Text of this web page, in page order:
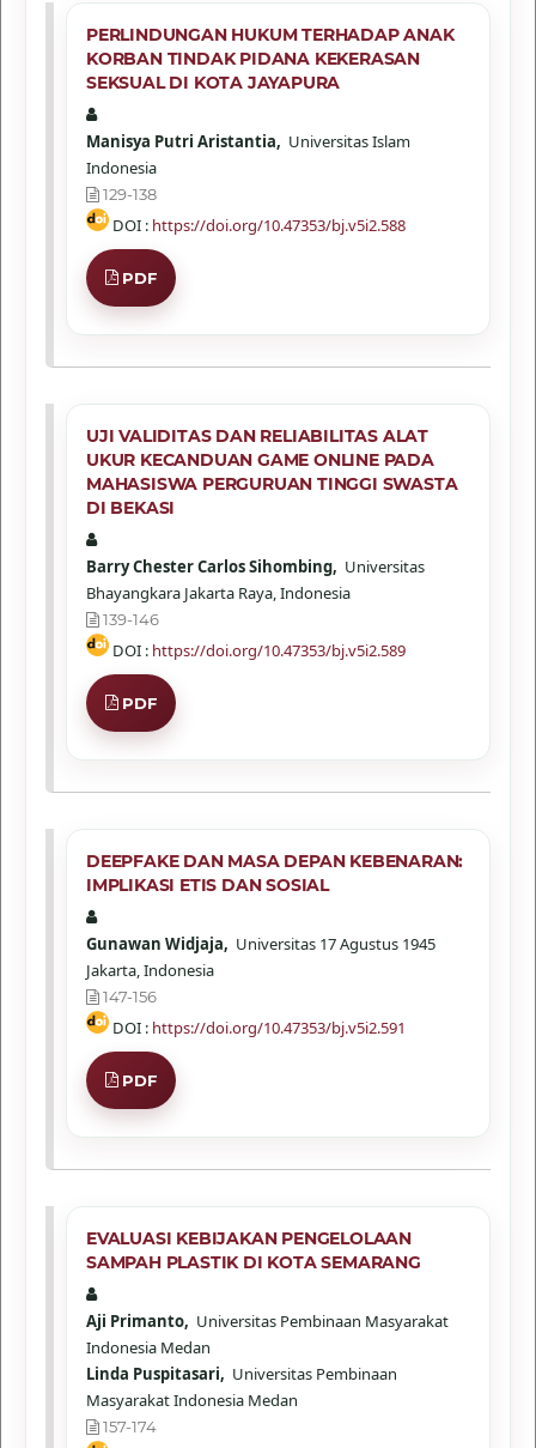
PERLINDUNGAN HUKUM TERHADAP ANAK
KORBAN TINDAK PIDANA KEKERASAN
SEKSUAL DI KOTA JAYAPURA
Manisya Putri Aristantia, Universitas Islam
Indonesia
129-138
DOI : https://doi.org/10.47353/bj.v5i2.588
PDF
UJI VALIDITAS DAN RELIABILITAS ALAT
UKUR KECANDUAN GAME ONLINE PADA
MAHASISWA PERGURUAN TINGGI SWASTA
DI BEKASI
Barry Chester Carlos Sihombing, Universitas
Bhayangkara Jakarta Raya, Indonesia
139-146
DOI : https://doi.org/10.47353/bj.v5i2.589
PDF
DEEPFAKE DAN MASA DEPAN KEBENARAN:
IMPLIKASI ETIS DAN SOSIAL
Gunawan Widjaja, Universitas 17 Agustus 1945
Jakarta, Indonesia
147-156
DOI : https://doi.org/10.47353/bj.v5i2.591
PDF
EVALUASI KEBIJAKAN PENGELOLAAN
SAMPAH PLASTIK DI KOTA SEMARANG
Aji Primanto, Universitas Pembinaan Masyarakat
Indonesia Medan
Linda Puspitasari, Universitas Pembinaan
Masyarakat Indonesia Medan
157-174